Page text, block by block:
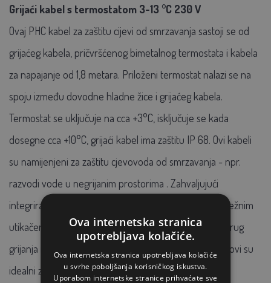
Grijaći kabel s termostatom 3-13 °C 230 V
Ovaj PHC kabel za zaštitu cijevi od smrzavanja sastoji se od
grijaćeg kabela, pričvršćenog bimetalnog termostata i kabela
za napajanje od 1,8 metara. Priloženi termostat nalazi se na
spoju između dovodne hladne žice i grijaćeg kabela.
Termostat se uključuje na cca +3°C, isključuje se kada
dosegne cca +10°C, grijaći kabel ima zaštitu IP 68. Ovi kabeli
su namijenjeni za zaštitu cjevovoda od smrzavanja - npr.
razvodi vode u negrijanim prostorima . Zahvaljujući
integriranom priključnom termostatu i završetku s mrežnim
utikačem, instalacija je vrlo jednostavna, a budući da krug
grijanja ne zahtijeva profesionalno ožičenje, PHC krugovi su
idealni za DIY instalaciju.
Ova internetska stranica
upotrebljava kolačiće.
Ova internetska stranica upotrebljava kolačiće
u svrhe poboljšanja korisničkog iskustva.
Uporabom internetske stranice prihvaćate sve